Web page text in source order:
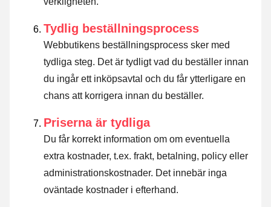
Tydlig beställningsprocess
Webbutikens beställningsprocess sker med
tydliga steg. Det är tydligt vad du beställer innan
du ingår ett inköpsavtal och du får ytterligare en
chans att korrigera innan du beställer.
Priserna är tydliga
Du får korrekt information om om eventuella
extra kostnader, t.ex. frakt, betalning, policy eller
administrationskostnader. Det innebär inga
oväntade kostnader i efterhand.